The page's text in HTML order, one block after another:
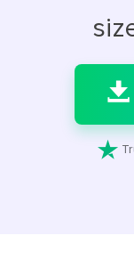


